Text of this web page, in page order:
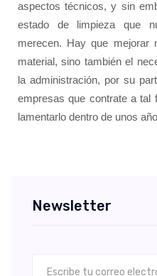
aspectos técnicos, y sin
estado de limpieza que
merecen. Hay que mejorar
material, sino también el
la administración, por su
empresas que contrate a
lamentarlo dentro de unos
Newsletter